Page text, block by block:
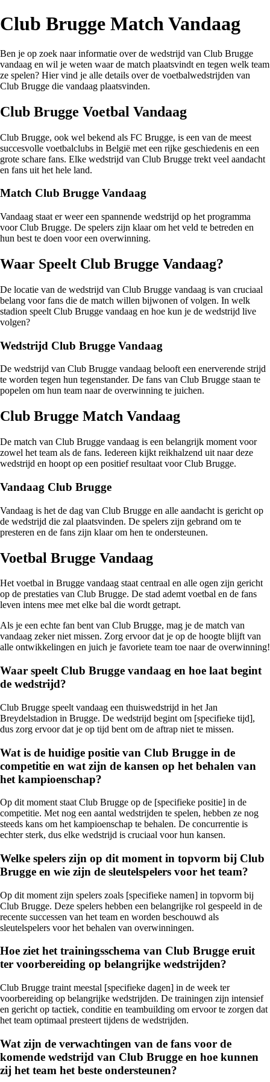
Club Brugge Match Vandaag
Ben je op zoek naar informatie over de wedstrijd van Club Brugge
vandaag en wil je weten waar de match plaatsvindt en tegen welk team
ze spelen? Hier vind je alle details over de voetbalwedstrijden van
Club Brugge die vandaag plaatsvinden.
Club Brugge Voetbal Vandaag
Club Brugge, ook wel bekend als FC Brugge, is een van de meest
succesvolle voetbalclubs in België met een rijke geschiedenis en een
grote schare fans. Elke wedstrijd van Club Brugge trekt veel aandacht
en fans uit het hele land.
Match Club Brugge Vandaag
Vandaag staat er weer een spannende wedstrijd op het programma
voor Club Brugge. De spelers zijn klaar om het veld te betreden en
hun best te doen voor een overwinning.
Waar Speelt Club Brugge Vandaag?
De locatie van de wedstrijd van Club Brugge vandaag is van cruciaal
belang voor fans die de match willen bijwonen of volgen. In welk
stadion speelt Club Brugge vandaag en hoe kun je de wedstrijd live
volgen?
Wedstrijd Club Brugge Vandaag
De wedstrijd van Club Brugge vandaag belooft een enerverende strijd
te worden tegen hun tegenstander. De fans van Club Brugge staan te
popelen om hun team naar de overwinning te juichen.
Club Brugge Match Vandaag
De match van Club Brugge vandaag is een belangrijk moment voor
zowel het team als de fans. Iedereen kijkt reikhalzend uit naar deze
wedstrijd en hoopt op een positief resultaat voor Club Brugge.
Vandaag Club Brugge
Vandaag is het de dag van Club Brugge en alle aandacht is gericht op
de wedstrijd die zal plaatsvinden. De spelers zijn gebrand om te
presteren en de fans zijn klaar om hen te ondersteunen.
Voetbal Brugge Vandaag
Het voetbal in Brugge vandaag staat centraal en alle ogen zijn gericht
op de prestaties van Club Brugge. De stad ademt voetbal en de fans
leven intens mee met elke bal die wordt getrapt.
Als je een echte fan bent van Club Brugge, mag je de match van
vandaag zeker niet missen. Zorg ervoor dat je op de hoogte blijft van
alle ontwikkelingen en juich je favoriete team toe naar de overwinning!
Waar speelt Club Brugge vandaag en hoe laat begint
de wedstrijd?
Club Brugge speelt vandaag een thuiswedstrijd in het Jan
Breydelstadion in Brugge. De wedstrijd begint om [specifieke tijd],
dus zorg ervoor dat je op tijd bent om de aftrap niet te missen.
Wat is de huidige positie van Club Brugge in de
competitie en wat zijn de kansen op het behalen van
het kampioenschap?
Op dit moment staat Club Brugge op de [specifieke positie] in de
competitie. Met nog een aantal wedstrijden te spelen, hebben ze nog
steeds kans om het kampioenschap te behalen. De concurrentie is
echter sterk, dus elke wedstrijd is cruciaal voor hun kansen.
Welke spelers zijn op dit moment in topvorm bij Club
Brugge en wie zijn de sleutelspelers voor het team?
Op dit moment zijn spelers zoals [specifieke namen] in topvorm bij
Club Brugge. Deze spelers hebben een belangrijke rol gespeeld in de
recente successen van het team en worden beschouwd als
sleutelspelers voor het behalen van overwinningen.
Hoe ziet het trainingsschema van Club Brugge eruit
ter voorbereiding op belangrijke wedstrijden?
Club Brugge traint meestal [specifieke dagen] in de week ter
voorbereiding op belangrijke wedstrijden. De trainingen zijn intensief
en gericht op tactiek, conditie en teambuilding om ervoor te zorgen dat
het team optimaal presteert tijdens de wedstrijden.
Wat zijn de verwachtingen van de fans voor de
komende wedstrijd van Club Brugge en hoe kunnen
zij het team het beste ondersteunen?